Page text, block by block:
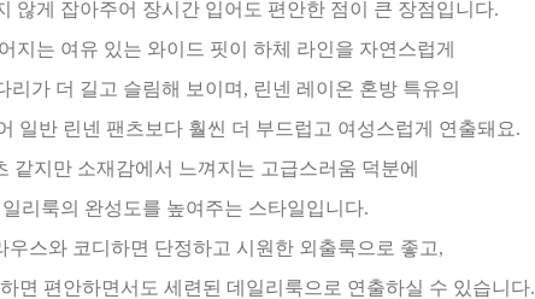
않게 잡아주어 장시간 입어도 편안한 점이 큰 장점입니다.
지는 여유 있는 와이드 핏이 하체 라인을 자연스럽게
리가 더 길고 슬림해 보이며, 린넨 레이온 혼방 특유의
일반 린넨 팬츠보다 훨씬 더 부드럽고 여성스럽게 연출돼요.
같지만 소재감에서 느껴지는 고급스러움 덕분에
리룩의 완성도를 높여주는 스타일입니다.
우스와 코디하면 단정하고 시원한 외출룩으로 좋고,
면 편안하면서도 세련된 데일리룩으로 연출하실 수 있습니다.